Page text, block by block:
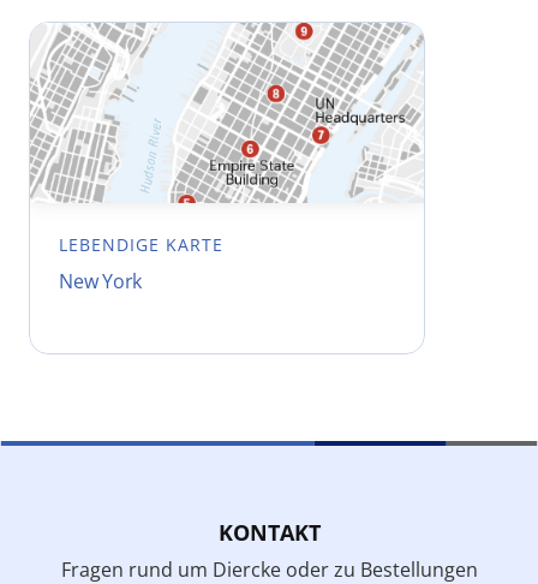
LEBENDIGE KARTE
New York
KONTAKT
Fragen rund um Diercke oder zu Bestellungen